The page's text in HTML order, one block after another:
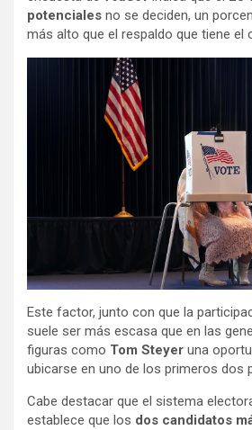
potenciales no se deciden, un
más alto que el respaldo que tiene el
Este factor, junto con que la
suele ser más escasa que en las
figuras como Tom Steyer una
ubicarse en uno de los primeros dos
Cabe destacar que el sistema
establece que los dos candidatos